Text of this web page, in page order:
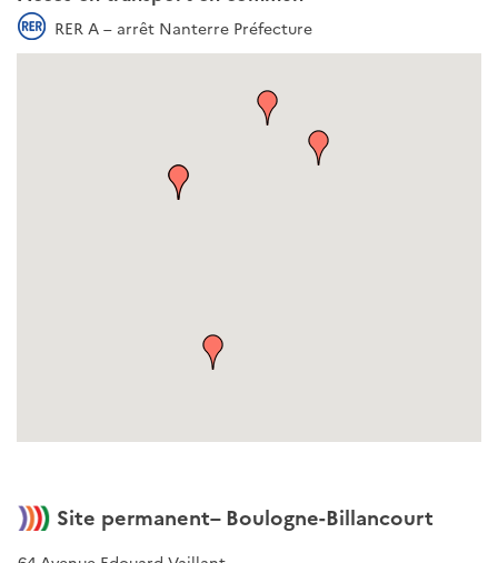
RER A – arrêt Nanterre Préfecture
Site permanent– Boulogne-Billancourt